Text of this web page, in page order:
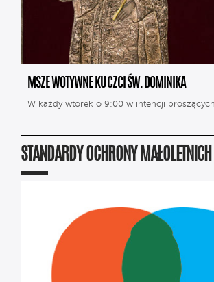
MSZE WOTYWNE KU CZCI ŚW. DOMINIKA
W każdy wtorek o 9:00 w intencji
STANDARDY OCHRONY MAŁOLETNICH